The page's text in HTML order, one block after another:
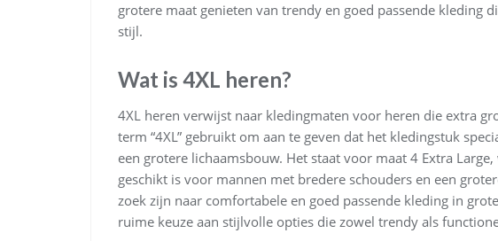
grotere maat genieten van trendy en goed passende kleding
stijl.
Wat is 4XL heren?
4XL heren verwijst naar kledingmaten voor heren die extra
term “4XL” gebruikt om aan te geven dat het kledingstuk
een grotere lichaamsbouw. Het staat voor maat 4 Extra
geschikt is voor mannen met bredere schouders en een
zoek zijn naar comfortabele en goed passende kleding in
ruime keuze aan stijlvolle opties die zowel trendy als